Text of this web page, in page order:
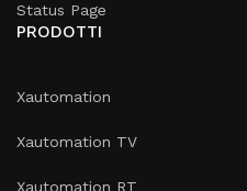
Status Page
PRODOTTI
Xautomation
Xautomation TV
Xautomation RT